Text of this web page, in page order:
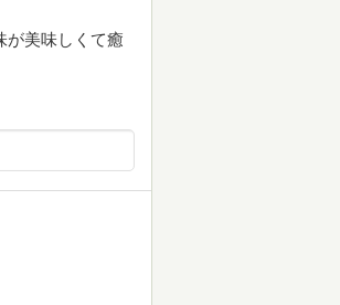
が美味しくて癒